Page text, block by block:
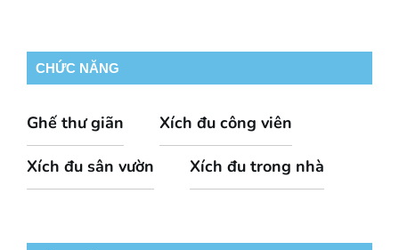
CHỨC NĂNG
Ghế thư giãn Xích đu công viên
Xích đu sân vườn Xích đu trong nhà